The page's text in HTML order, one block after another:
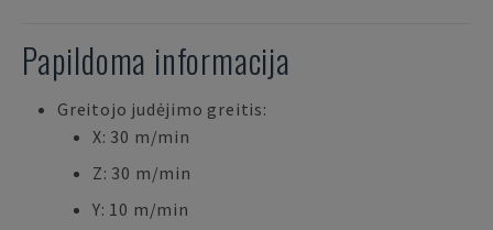
Papildoma informacija
Greitojo judėjimo greitis:
X: 30 m/min
Z: 30 m/min
Y: 10 m/min